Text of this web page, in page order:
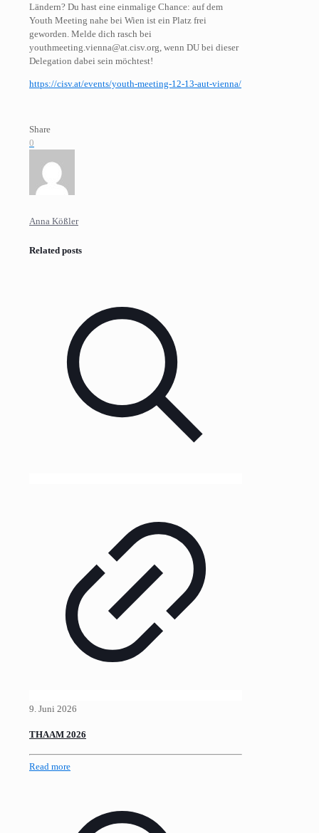
Ländern? Du hast eine einmalige Chance: auf dem
Youth Meeting nahe bei Wien ist ein Platz frei
geworden. Melde dich rasch bei
youthmeeting.vienna@at.cisv.org, wenn DU bei dieser
Delegation dabei sein möchtest!
https://cisv.at/events/youth-meeting-12-13-aut-vienna/
Share
0
Anna Kößler
Related posts
9. Juni 2026
THAAM 2026
Read more